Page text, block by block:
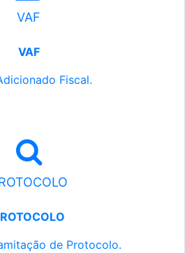
VAF
VAF
Fiscal.
de Protocolo.